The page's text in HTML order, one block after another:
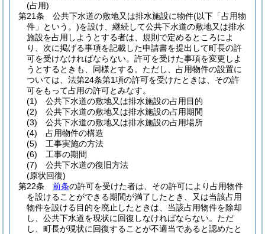
(占用)
第21条
公共下水道の敷地又は排水施設に物件(以下「占用物
件」という。)を設け、継続して公共下水道の敷地又は排水
施設を占用しようとする者は、規則で定めるところによ
り、次に掲げる事項を記載した申請書を提出して町長の許
可を受けなければならない。 許可を受けた事項を変更しよ
うとするときも、同様とする。 ただし、占用物件の設置に
ついては、法第24条第1項の許可を受けたときは、その許
可をもって占用の許可とみなす。
(1)
公共下水道の敷地又は排水施設の占用目的
(2)
公共下水道の敷地又は排水施設の占用期間
(3)
公共下水道の敷地又は排水施設の占用場所
(4)
占用物件の構造
(5)
工事実施の方法
(6)
工事の期間
(7)
公共下水道の復旧方法
(原状回復)
第22条
前条の許可を受けた者は、その許可により占用物件
を設けることができる期間が満了したとき、又は当該占用
物件を設ける目的を廃止したときは、当該占用物件を除却
し、公共下水道を現状に回復しなければならない。 ただ
し、町長が現状に回復することが不適当であると認めたと